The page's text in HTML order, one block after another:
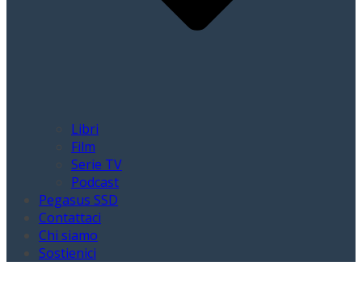
Libri
Film
Serie TV
Podcast
Pegasus SSD
Contattaci
Chi siamo
Sostienici